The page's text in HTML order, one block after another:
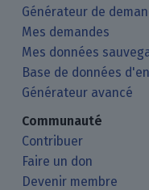
Générateur de
Mes demandes
Mes données
Base de données
Générateur avancé
Communauté
Contribuer
Faire un don
Devenir membre